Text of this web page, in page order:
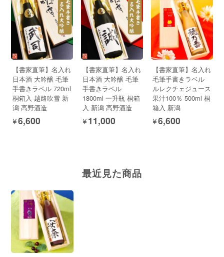
【書家直筆】名入れ
日本酒 大吟醸 毛筆
手書きラベル 720ml
桐箱入 越路吹雪 新
潟 高野酒造
¥6,600
【書家直筆】名入れ
日本酒 大吟醸 毛筆
手書きラベル
1800ml 一升瓶 桐箱
入 新潟 高野酒造
¥11,000
【書家直筆】名入れ
毛筆手書きラベル
ルレクチェジュース
果汁100％ 500ml 桐
箱入 新潟
¥6,600
最近見た商品